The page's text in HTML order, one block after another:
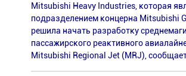
Mitsubishi Heavy Industries, которая
подразделением концерна Mitsubishi
решила начать разработку
пассажирского реактивного
Mitsubishi Regional Jet (MRJ), сообщает